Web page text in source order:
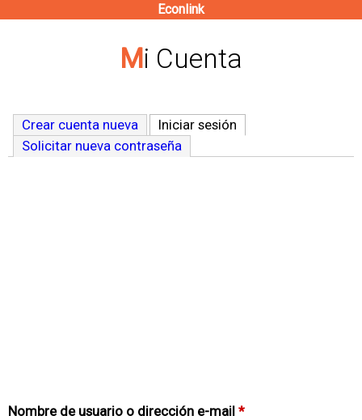
contenido
Econlink
Mi Cuenta
Crear cuenta nueva Iniciar sesión
Solicitar nueva contraseña
Nombre de usuario o dirección e-mail *